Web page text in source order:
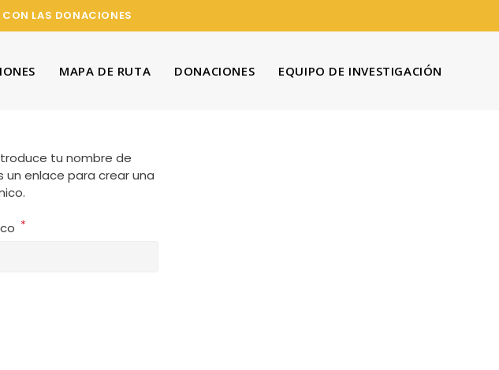
LAS DONACIONES
MAPA DE RUTA DONACIONES EQUIPO DE INVESTIGACIÓN
tu nombre de
un enlace para crear una
*